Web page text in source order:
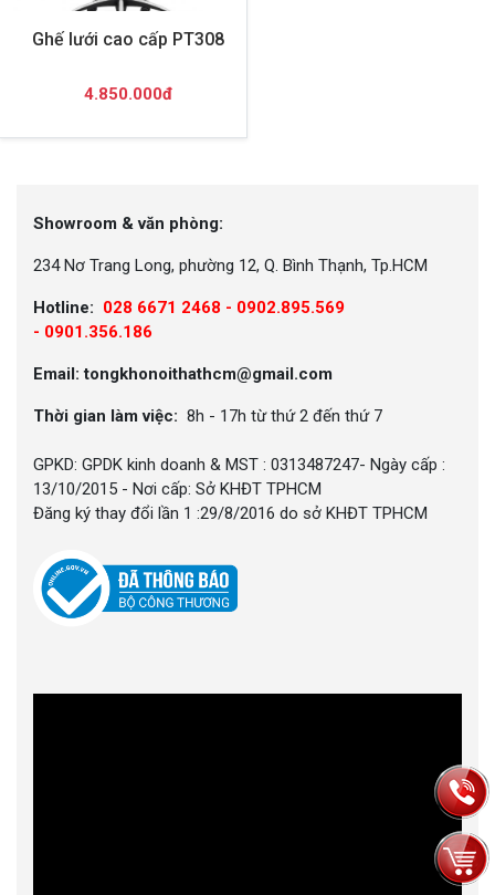
Ghế lưới cao cấp PT308
4.850.000đ
Showroom & văn phòng:
234 Nơ Trang Long, phường 12, Q. Bình Thạnh, Tp.HCM
Hotline: 028 6671 2468 - 0902.895.569
- 0901.356.186
Email: tongkhonoithathcm@gmail.com
Thời gian làm việc: 8h - 17h từ thứ 2 đến thứ 7
GPKD: GPDK kinh doanh & MST : 0313487247- Ngày cấp :
13/10/2015 - Nơi cấp: Sở KHĐT TPHCM
Đăng ký thay đổi lần 1 :29/8/2016 do sở KHĐT TPHCM